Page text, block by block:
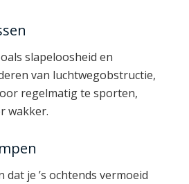
slapeloosheid en
van luchtwegobstructie,
regelmatig te sporten,
wakker.
je ’s ochtends vermoeid